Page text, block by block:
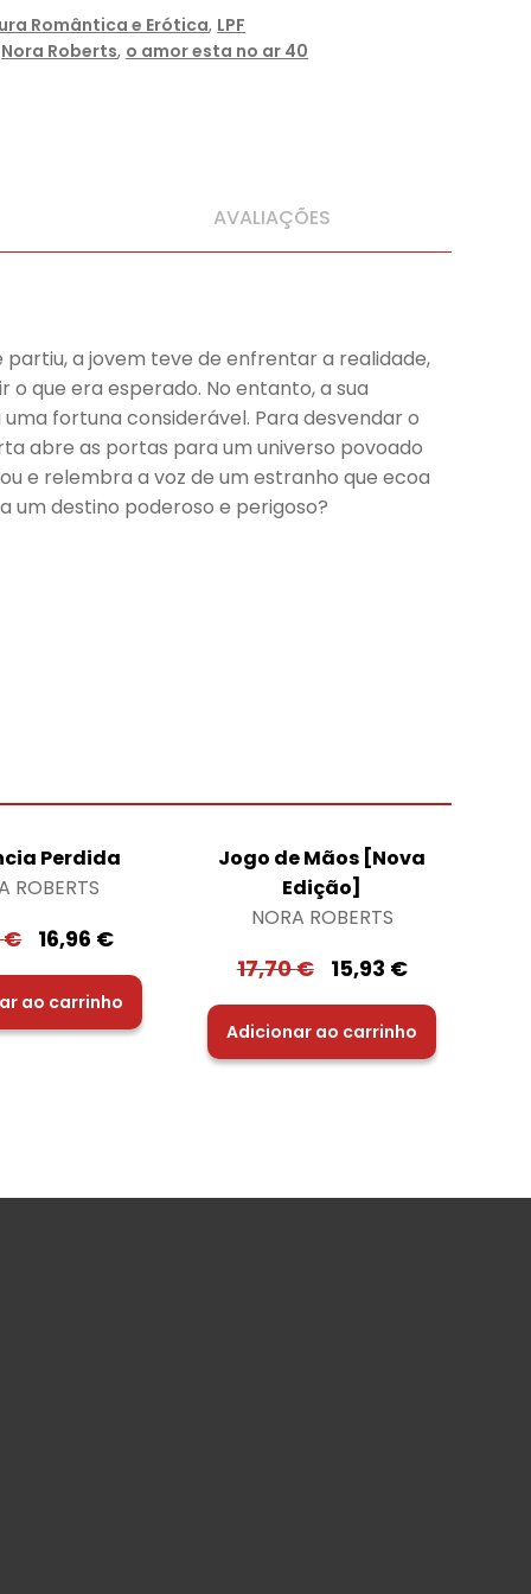
Romântica e Erótica, LPF
Nora Roberts, o amor esta no ar 40
AVALIAÇÕES
partiu, a jovem teve de enfrentar a realidade,
que era esperado. No entanto, a sua
fortuna considerável. Para desvendar o
abre as portas para um universo povoado
e relembra a voz de um estranho que ecoa
um destino poderoso e perigoso?
Perdida
ROBERTS
€ 16,96 €
ao carrinho
Jogo de Mãos [Nova
Edição]
NORA ROBERTS
17,70€ 15,93 €
Adicionar ao carrinho